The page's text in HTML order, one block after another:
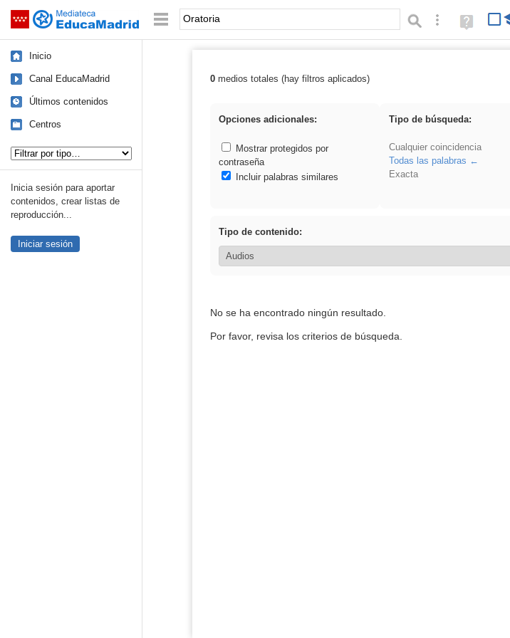
Saltar navegación Palabra o frase: Búsqueda avanzada
Ayuda
(en
Inicio
Canal EducaMadrid
Últimos contenidos
Centros
Inicia sesión para aportar
contenidos, crear listas de
reproducción...
Iniciar sesión
Resultados de: Oratoria
0medios totales (hay filtros aplicados)
Opciones adicionales:
Mostrar protegidos por
contraseña
Incluir palabras similares
Tipo de búsqueda:
Cualquier coincidencia
Todas las palabras
Exacta
Tipo de contenido:
No se ha encontrado ningún resultado.
Por favor, revisa los criterios de búsqueda.